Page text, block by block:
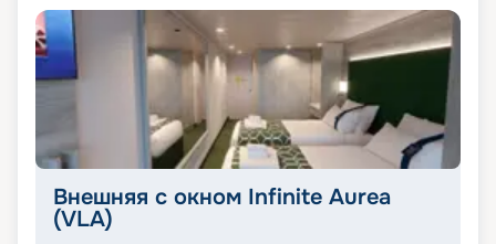
Внешняя с окном Infinite Aurea
(VLA)